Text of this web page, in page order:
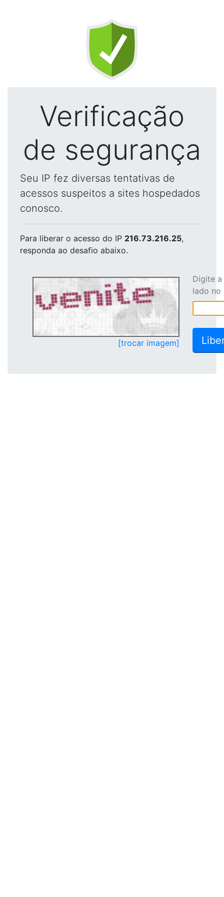
Verificação
de segurança
Seu IP fez diversas tentativas de
acessos suspeitos a sites hospedados
conosco.
Para liberar o acesso do IP 216.73.216.25,
responda ao desafio abaixo.
[trocar imagem]
Digite
lado no